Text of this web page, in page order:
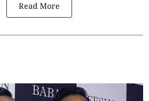
Read More